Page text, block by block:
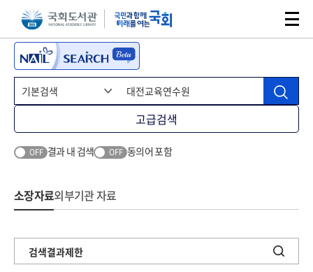
본문 바로가기주메뉴 바로가기
고급검색
OFF 결과 내 검색 OFF 동의어 포함
소장자료외부기관 자료
검색결과제한